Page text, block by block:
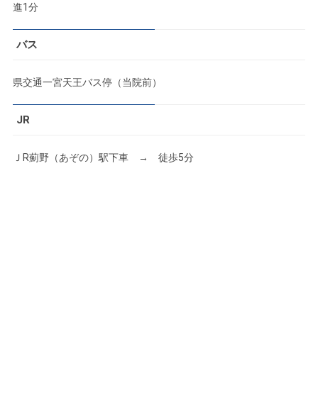
進1分
バス
県交通一宮天王バス停（当院前）
JR
ＪR薊野（あぞの）駅下車 → 徒歩5分